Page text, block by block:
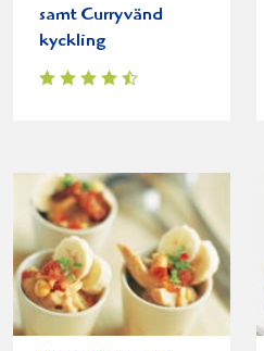
samt Curryvänd
kyckling